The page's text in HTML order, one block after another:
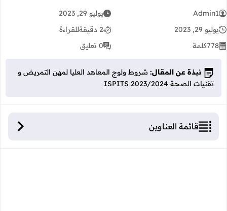
Admin1
يوليو 29, 2023
يوليو 29, 2023
2 دقيقة
للقراءة
778كلمة 0 تعليق
نبذة عن المقال: شروط ولوج المعاهد العليا لمهن التمريض و
تقنيات الصحة ISPITS 2023/2024
قائمة العناوين